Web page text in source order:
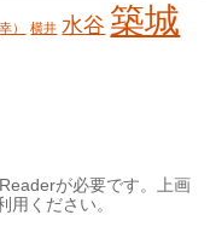
） 横井 水谷 築城
が必要です。上画
用ください。